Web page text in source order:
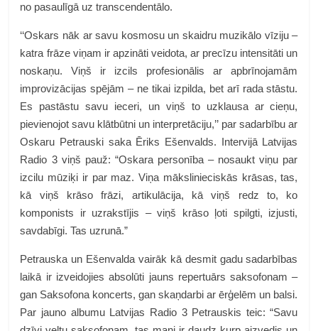
no pasaulīgā uz transcendentālo.
‘‘Oskars nāk ar savu kosmosu un skaidru muzikālo vīziju –
katra frāze viņam ir apzināti veidota, ar precīzu intensitāti un
noskaņu. Viņš ir izcils profesionālis ar apbrīnojamām
improvizācijas spējām – ne tikai izpilda, bet arī rada stāstu.
Es pastāstu savu ieceri, un viņš to uzklausa ar cieņu,
pievienojot savu klātbūtni un interpretāciju,’’ par sadarbību ar
Oskaru Petrauski saka Ēriks Ešenvalds. Intervijā Latvijas
Radio 3 viņš pauž: “Oskara personība – nosaukt viņu par
izcilu mūziķi ir par maz. Viņa mākslinieciskās krāsas, tas,
kā viņš krāso frāzi, artikulācija, kā viņš redz to, ko
komponists ir uzrakstījis – viņš krāso ļoti spilgti, izjusti,
savdabīgi. Tas uzrunā.”
Petrauska un Ešenvalda vairāk kā desmit gadu sadarbības
laikā ir izveidojies absolūti jauns repertuārs saksofonam –
gan Saksofona koncerts, gan skaņdarbi ar ērģelēm un balsi.
Par jauno albumu Latvijas Radio 3 Petrauskis teic: “Savu